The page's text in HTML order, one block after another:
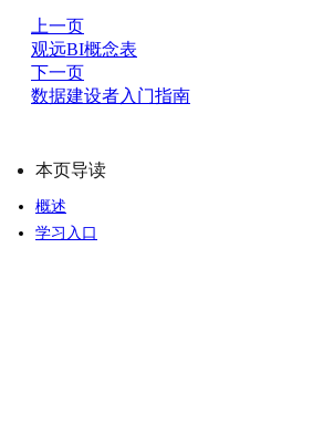
上一页
观远BI概念表
下一页
数据建设者入门指南
本页导读
概述
学习入口